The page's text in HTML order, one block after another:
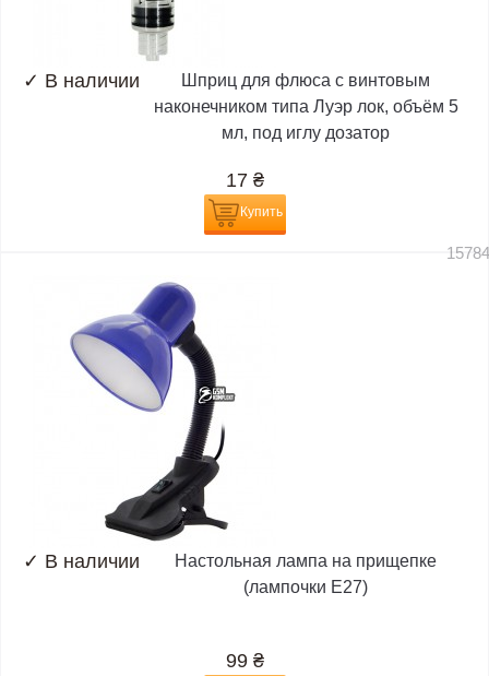
✓ В наличии
Шприц для флюса с винтовым
наконечником типа Луэр лок, объём 5
мл, под иглу дозатор
17 ₴
Купить
✓ В наличии
Настольная лампа на прищепке
(лампочки E27)
99 ₴